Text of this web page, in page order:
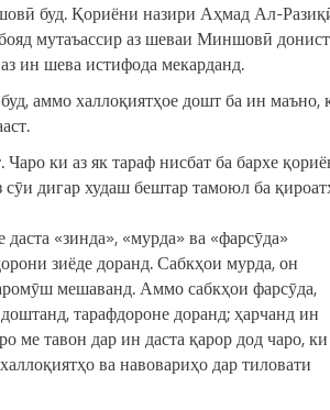
буд. Қориёни назири Аҳмад Ал-
мутаъассир аз шеваи Миншовӣ
ин шева истифода мекарданд.
аммо халлоқиятҳое дошт ба ин маъно,
ки аз як тараф нисбат ба бархе
дигар худаш бештар тамоюл ба
«зинда», «мурда» ва «фарсӯда»
зиёде доранд. Сабкҳои мурда, он
мешаванд. Аммо сабкҳои фарсӯда,
тарафдороне доранд; ҳарчанд ин
ме тавон дар ин даста қарор дод чаро, ки
ва навовариҳо дар тиловати